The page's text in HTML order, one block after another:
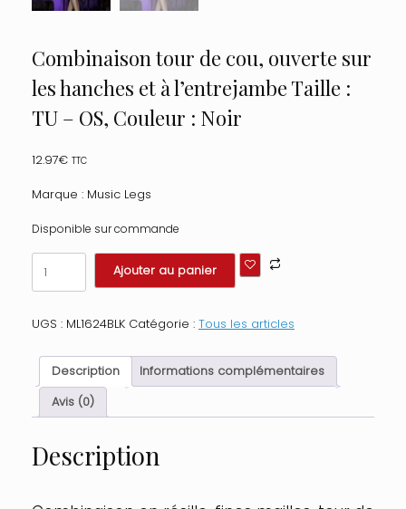
Combinaison tour de cou, ouverte sur
les hanches et à l’entrejambe Taille :
TU – OS, Couleur : Noir
12.97€ TTC
Marque : Music Legs
Disponible sur commande
quantité
de
Combinaison
de
ouverte
hanches
à
l'entrejambe
Ajouter au panier
UGS : ML1624BLK Catégorie : Tous les articles
Description
Informations complémentaires
Avis (0)
Description